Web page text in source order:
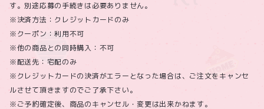
す。別途応募の手続きは必要ありません。
※決済方法：クレジットカードのみ
※クーポン：利用不可
※他の商品との同時購入：不可
※配送先：宅配のみ
※クレジットカードの決済がエラーとなった場合は、ご注文をキャンセ
ルさせて頂きますのでご了承下さい。
※ご予約確定後、商品のキャンセル・変更は出来かねます。